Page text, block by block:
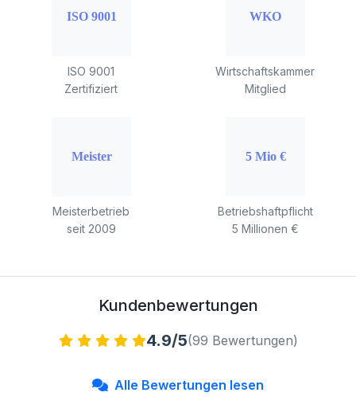
ISO 9001
Zertifiziert
Wirtschaftskammer
Mitglied
Meisterbetrieb
seit 2009
Betriebshaftpflicht
5 Millionen €
Kundenbewertungen
4.9/5(99 Bewertungen)
Alle Bewertungen lesen